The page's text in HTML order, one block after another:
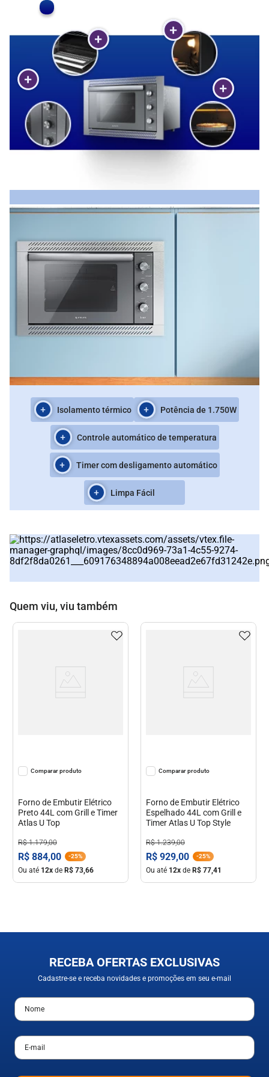
Capacidade de 44L
Moldura em inox escovado
Manípulos metálicos
Isolamento térmico Potência de 1.750W
Controle automático de temperatura
Timer com desligamento automático
Limpa Fácil
Quem viu, viu também
Comparar
Forno de Embutir Elétrico
Preto 44L com Grill e Timer
Atlas U Top
R$ 1.179,00
R$ 884,00 -25%
Ou até 12x de R$ 73,66
Comparar
Forno de Embutir Elétrico
Espelhado 44L com Grill e
Timer Atlas U Top Style
R$ 1.239,00
R$ 929,00 -25%
Ou até 12x de R$ 77,41
RECEBA OFERTAS EXCLUSIVAS
Cadastre-se e receba novidades e promoções em seu e-mail